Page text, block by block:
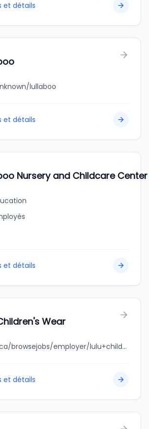
et détails
lullaboo
et détails
Nursery and Childcare
et détails
Wear
jobbank.gc.ca/browsejobs/employer/lulu+children%27s+wear/ca
et détails